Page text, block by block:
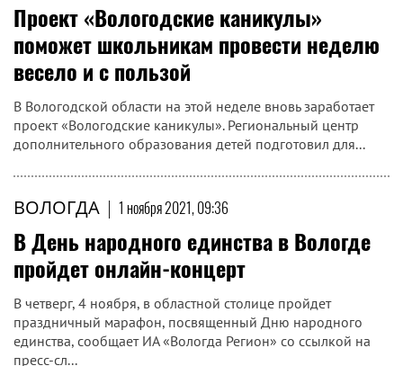
Проект «Вологодские каникулы»
поможет школьникам провести неделю
весело и с пользой
В Вологодской области на этой неделе вновь заработает
проект «Вологодские каникулы». Региональный центр
дополнительного образования детей подготовил для...
ВОЛОГДА | 1 ноября 2021, 09:36
В День народного единства в Вологде
пройдет онлайн-концерт
В четверг, 4 ноября, в областной столице пройдет
праздничный марафон, посвященный Дню народного
единства, сообщает ИА «Вологда Регион» со ссылкой на
пресс-сл...